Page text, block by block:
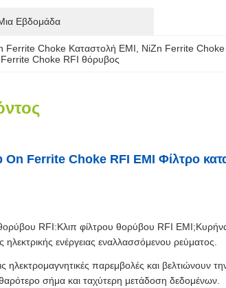
Εβδομάδα
Ferrite Choke Καταστολή EMI NiZn Ferrite Choke
Choke RFI θόρυβος
On Ferrite Choke RFI EMI Φίλτρο
RFI:Κλιπ φίλτρου θορύβου RFI
ενέργειας εναλλασσόμενου ρεύματος.
ηλεκτρομαγνητικές παρεμβολές και
σήμα και ταχύτερη μετάδοση δεδομένων.